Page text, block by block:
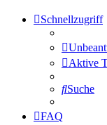
Schnellzugriff
Aktive
Suche
FAQ